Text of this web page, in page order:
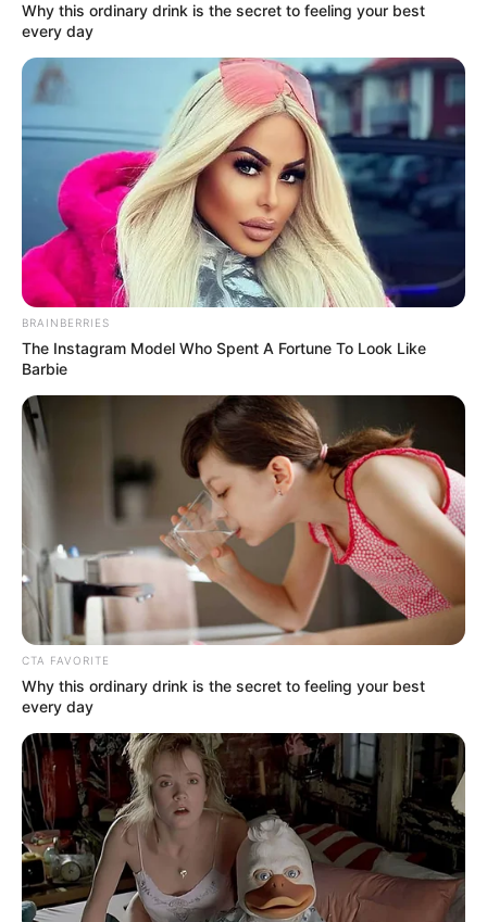
Why this ordinary drink is the secret to feeling your best
every day
BRAINBERRIES
The Instagram Model Who Spent A Fortune To Look Like
Barbie
CTA FAVORITE
Why this ordinary drink is the secret to feeling your best
every day